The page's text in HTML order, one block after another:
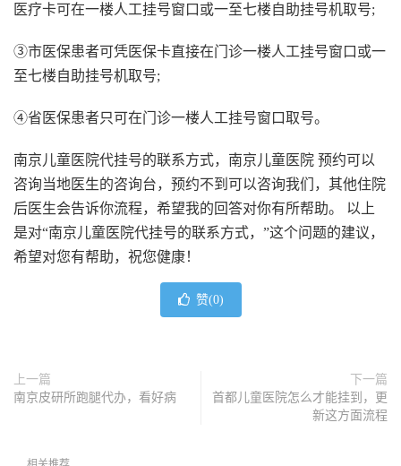
医疗卡可在一楼人工挂号窗口或一至七楼自助挂号机取号;
③市医保患者可凭医保卡直接在门诊一楼人工挂号窗口或一
至七楼自助挂号机取号;
④省医保患者只可在门诊一楼人工挂号窗口取号。
南京儿童医院代挂号的联系方式， 南京儿童医院 预约可以
咨询当地医生的咨询台，预约不到可以咨询我们，其他住院
后医生会告诉你流程，希望我的回答对你有所帮助。 以上
是对“南京儿童医院代挂号的联系方式，”这个问题的建议，
希望对您有帮助，祝您健康！
赞(0)
上一篇
南京皮研所跑腿代办，看好病
下一篇
首都儿童医院怎么才能挂到，更
新这方面流程